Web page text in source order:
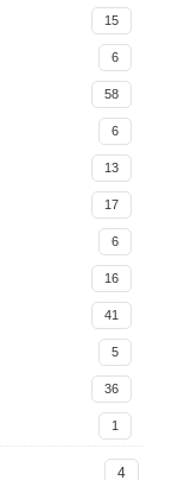
現在のメモ
PDFに透か
「PDF透か
を貼ること
ービス「ピ
」を公開し
デートが終
のコンテ
わったらイ
the Docker
マンドが効
込みが終わ
ングを表示
ントで引数
事をフワッ
トレンド記
のグ
グインを作
込みが終わ
ングを表示
15
6
58
6
13
17
6
16
41
5
36
1
4